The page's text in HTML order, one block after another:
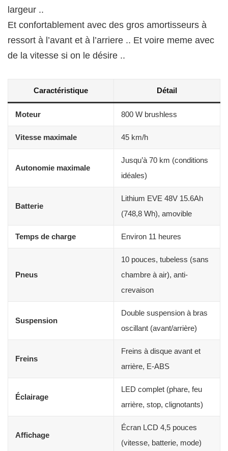
largeur ..
Et confortablement avec des gros amortisseurs à
ressort à l’avant et à l’arriere .. Et voire meme avec
de la vitesse si on le désire ..
Caractéristique Détail
Moteur 800 W brushless
Vitesse maximale 45 km/h
Autonomie maximale
Jusqu’à 70 km (conditions
idéales)
Batterie
Lithium EVE 48V 15.6Ah
(748,8 Wh), amovible
Temps de charge Environ 11 heures
Pneus
10 pouces, tubeless (sans
chambre à air), anti-
crevaison
Suspension
Double suspension à bras
oscillant (avant/arrière)
Freins
Freins à disque avant et
arrière, E-ABS
Éclairage
LED complet (phare, feu
arrière, stop, clignotants)
Affichage
Écran LCD 4,5 pouces
(vitesse, batterie, mode)